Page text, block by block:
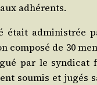
adhérents.
était admi­nis­trée
com­po­sé de 30
par le syn­di­cat
sou­mis et jugés